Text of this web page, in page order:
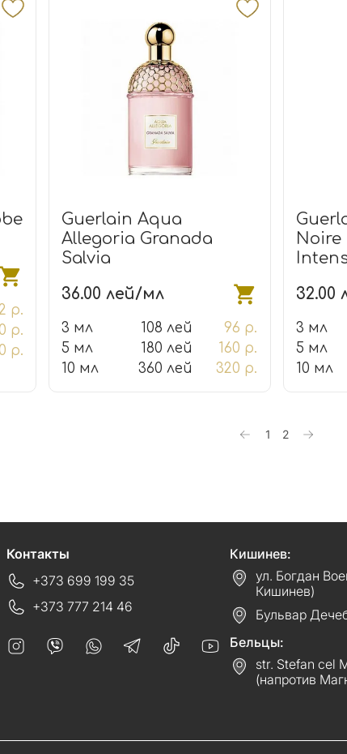
р.
р.
р.
Guerlain Aqua
Allegoria Granada
Salvia
36.00 лей/мл
3 мл 108 лей
96 р.
5 мл
180 лей
160 р.
10 мл
360 лей 320 р.
Noire
32.00
3 мл
5 мл
10 мл
1 2
Контакты
+373 699 199 35
+373 777 214 46
Кишинев:
ул. Богдан
Кишинев)
Бульвар
Бельцы:
str. Stefan cel
(напротив